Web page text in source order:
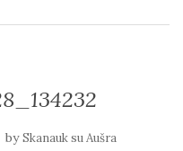
bySkanauk su Aušra